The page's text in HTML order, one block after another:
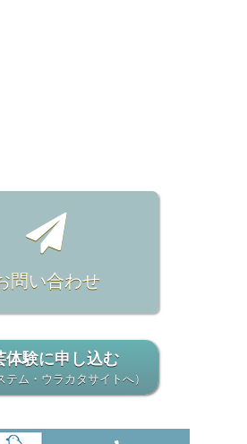
問い合わせ
体験に申し込む
テム・ウラカタサイトへ）